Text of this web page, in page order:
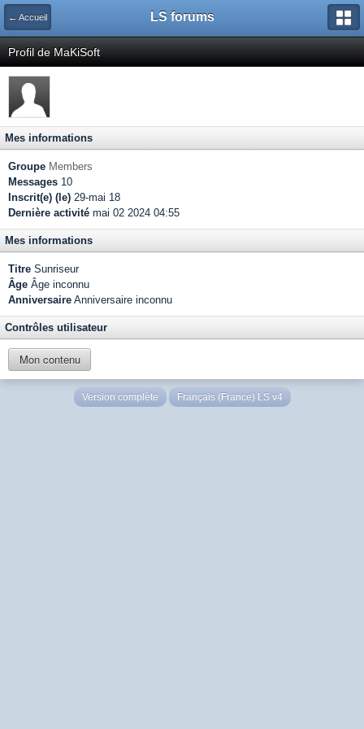
← Accueil LS forums
Profil de MaKiSoft
Mes informations
Groupe Members
Messages 10
Inscrit(e) (le) 29-mai 18
Dernière activité mai 02 2024 04:55
Mes informations
Titre Sunriseur
Âge Âge inconnu
Anniversaire Anniversaire inconnu
Contrôles utilisateur
Mon contenu
Version complète Français (France) LS v4